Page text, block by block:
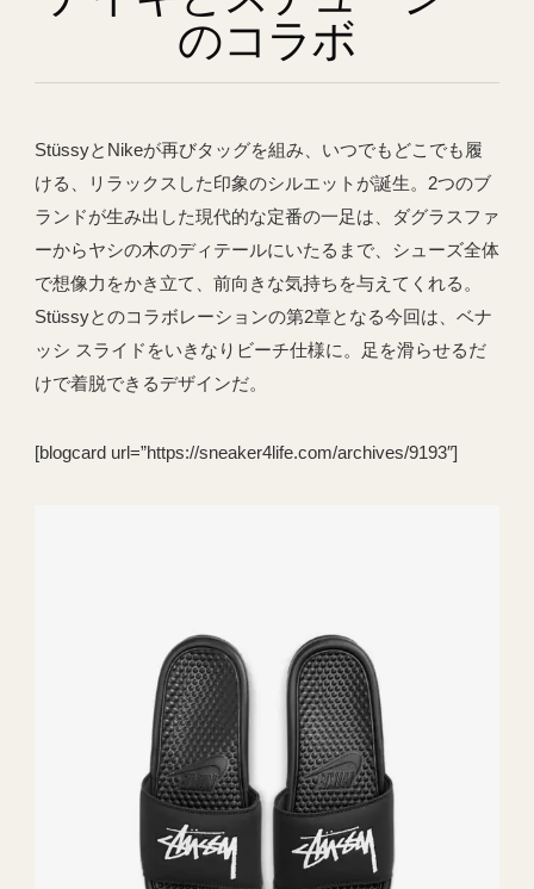
のコラボ
StüssyとNikeが再びタッグを組み、いつでもどこでも履
ける、リラックスした印象のシルエットが誕生。2つのブ
ランドが生み出した現代的な定番の一足は、ダグラスファ
ーからヤシの木のディテールにいたるまで、シューズ全体
で想像力をかき立て、前向きな気持ちを与えてくれる。
Stüssyとのコラボレーションの第2章となる今回は、ベナ
ッシ スライドをいきなりビーチ仕様に。足を滑らせるだ
けで着脱できるデザインだ。
[blogcard url=”https://sneaker4life.com/archives/9193″]